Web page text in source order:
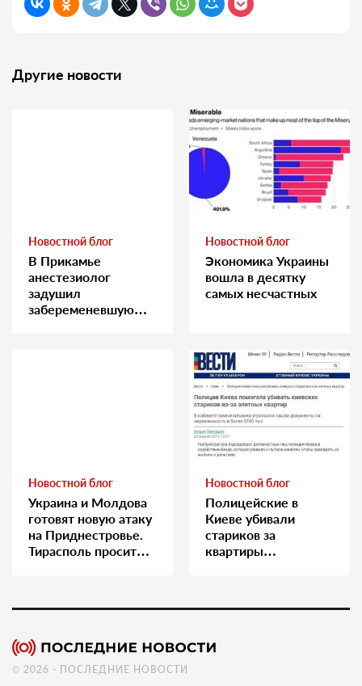
Другие новости
Новостной блог
В Прикамье
анестезиолог
задушил
забеременевшую
Новостной блог
Экономика Украины
вошла в десятку
самых несчастных
Новостной блог
Украина и Молдова
готовят новую атаку
на Приднестровье.
Тирасполь просит
Новостной блог
Полицейские в
Киеве убивали
стариков за
квартиры…
© 2026 - ПОСЛЕДНИЕ НОВОСТИ